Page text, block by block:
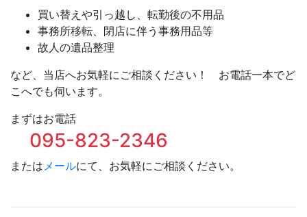
買い替えや引っ越し、転勤後の不用品
事務所移転、閉店に伴う事務用品等
故人の遺品整理
など、当店へお気軽にご相談ください！ お電話一本でど
こへでも伺います。
まずはお電話
095-823-2346
またはメールにて、お気軽にご相談ください。